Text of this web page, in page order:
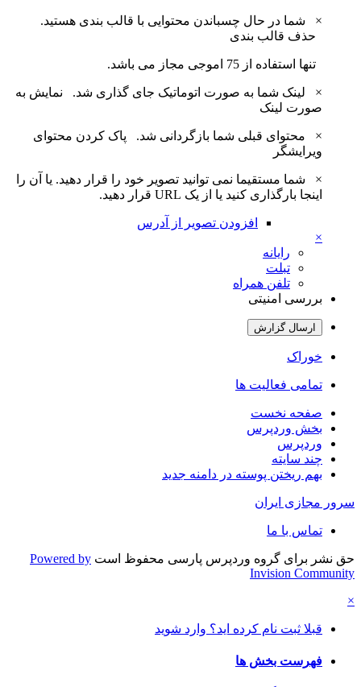
×
شما در حال چسباندن محتوایی با قالب بندی هستید.
حذف قالب بندی
تنها استفاده از 75 اموجی مجاز می باشد.
× لینک شما به صورت اتوماتیک جای گذاری شد. نمایش به
صورت لینک
× محتوای قبلی شما بازگردانی شد. پاک کردن محتوای
ویرایشگر
×
شما مستقیما نمی توانید تصویر خود را قرار دهید. یا آن را
اینجا بارگذاری کنید یا از یک URL قرار دهید.
افزودن تصویر از آدرس
×
رایانه
تبلت
تلفن همراه
بررسی امنیتی
ارسال گزارش
خوراک
تمامی فعالیت ها
صفحه نخست
بخش وردپرس
وردپرس
چند سایته
بهم ریختن پوسته در دامنه جدید
سرور مجازی ایران
تماس با ما
حق نشر برای گروه وردپرس پارسی محفوظ است Powered by
Invision Community
×
قبلا ثبت نام کرده اید؟ وارد شوید
فهرست بخش ها